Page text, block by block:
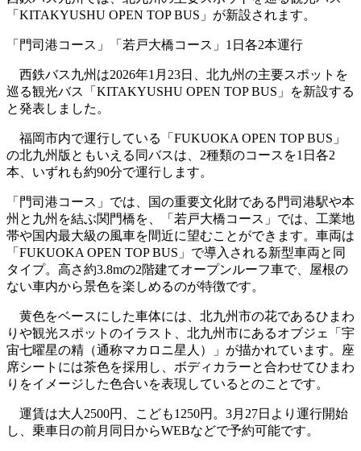
「KITAKYUSHU OPEN TOP BUS」が新設されます。
「門司港コース」「若戸大橋コース」1日各2本運行
西鉄バス九州は2026年1月23日、北九州の主要スポットを
巡る観光バス「KITAKYUSHU OPEN TOP BUS」を新設する
と発表しました。
福岡市内で運行している「FUKUOKA OPEN TOP BUS」
の北九州版ともいえる同バスは、2種類のコースを1日各2
本、いずれも約90分で運行します。
「門司港コース」では、国の重要文化財である門司港駅や本
州と九州を結ぶ関門橋を、「若戸大橋コース」では、工業地
帯や国内最大級の風車を間近に望むことができます。車両は
「FUKUOKA OPEN TOP BUS」で導入される新型車両と同
タイプ。高さ約3.8mの2階建てオープンルーフ車で、屋根の
ない車内から景色を楽しめるのが特徴です。
黄色をベースにした車体には、北九州市の花であるひまわ
りや観光スポットのイラスト、北九州市にあるオブジェ「宇
宙七曜星の精（通称マカロニ星人）」が描かれています。座
席シートには茶色を採用し、ボディカラーと合わせてひまわ
りをイメージした色合いを表現しているとのことです。
運賃は大人2500円、こども1250円。3月27日より運行開始
し、乗車日の前月同日からWEBなどで予約可能です。